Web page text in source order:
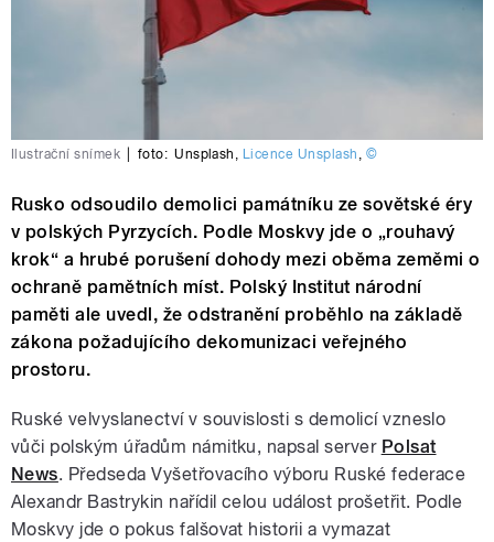
Ilustrační snímek foto: Unsplash , Licence Unsplash , ©
Rusko odsoudilo demolici památníku ze sovětské éry
v polských Pyrzycích. Podle Moskvy jde o „rouhavý
krok“ a hrubé porušení dohody mezi oběma zeměmi o
ochraně pamětních míst. Polský Institut národní
paměti ale uvedl, že odstranění proběhlo na základě
zákona požadujícího dekomunizaci veřejného
prostoru.
Ruské velvyslanectví v souvislosti s demolicí vzneslo
vůči polským úřadům námitku, napsal server Polsat
News. Předseda Vyšetřovacího výboru Ruské federace
Alexandr Bastrykin nařídil celou událost prošetřit. Podle
Moskvy jde o pokus falšovat historii a vymazat